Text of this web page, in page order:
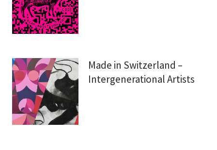
Made in Switzerland –
Intergenerational Artists